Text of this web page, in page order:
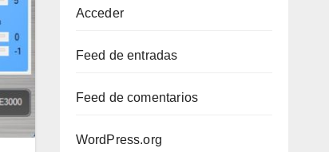
Acceder
Feed de entradas
Feed de comentarios
WordPress.org